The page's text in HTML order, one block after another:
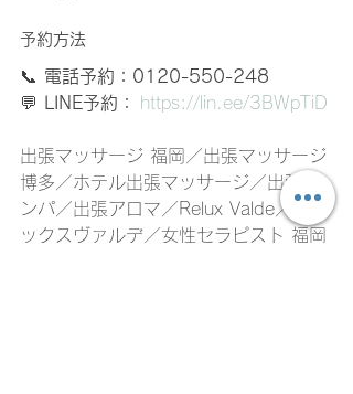
予約方法
📞 電話予約：0120-550-248
💬
LINE予約： https://lin.ee/3BWpTiD
出張マッサージ 福岡／出張マッサージ
博多／ホテル出張マッサージ／出張リ
ンパ／出張アロマ／Relux Valde／リラ
ックスヴァルデ／女性セラピスト 福岡